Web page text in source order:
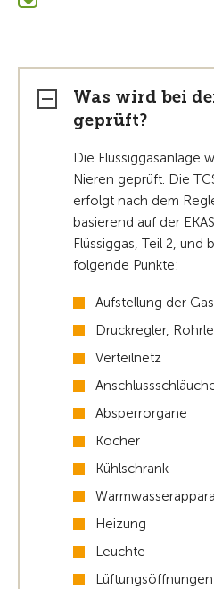
Was wird bei
geprüft?
Die Flüssiggasanlage
Nieren geprüft. Die
erfolgt nach dem
basierend auf der
Flüssiggas, Teil 2, und
folgende Punkte:
Aufstellung der
Druckregler,
Verteilnetz
Absperrorgane
Kocher
Kühlschrank
Heizung
Leuchte
Lüftungsöffnungen